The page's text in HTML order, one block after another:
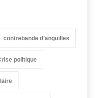
contrebande d’anguilles
politique